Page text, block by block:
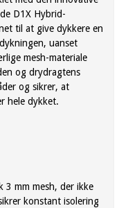
D1X Hybrid-
til at give dykkere en
uanset
mesh-materiale
og drydragtens
og sikrer, at
hele dykket.
3 mm mesh, der ikke
konstant isolering